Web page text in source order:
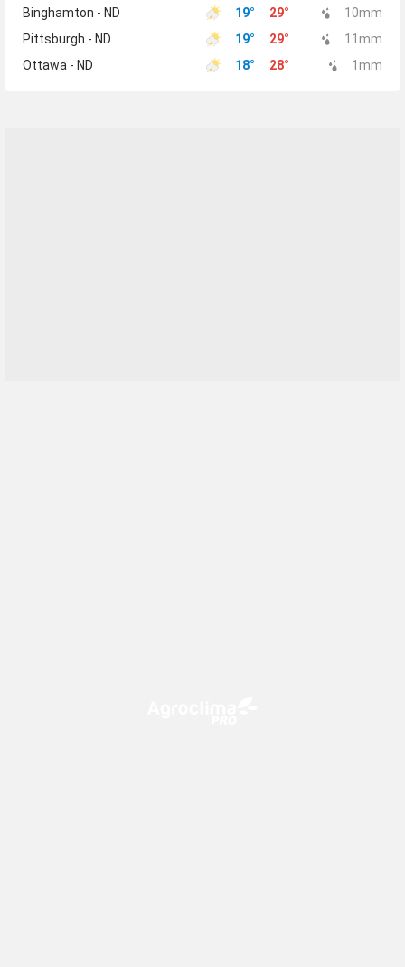
Binghamton - ND
19° 29° 10mm
Pittsburgh - ND
19° 29° 11 mm
Ottawa - ND
18° 28° 1 mm